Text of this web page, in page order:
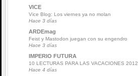
VICE
Vice Blog: Los viernes ya no molan
Hace 3 días
ARDEmag
Feist y Mastodon juegan con su engendro
Hace 3 días
IMPERIO FUTURA
10 LECTURAS PARA LAS VACACIONES 2012
Hace 4 días